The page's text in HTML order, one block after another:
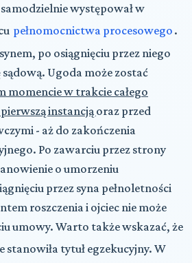
występował w
pełnomocnictwa procesowego .
po osiągnięciu przez niego
Ugoda może zostać
momencie w trakcie całego
instancją oraz przed
- aż do zakończenia
Po zawarciu przez strony
o umorzeniu
przez syna pełnoletności
roszczenia i ojciec nie może
umowy. Warto także wskazać, że
stanowiła tytuł egzekucyjny. W